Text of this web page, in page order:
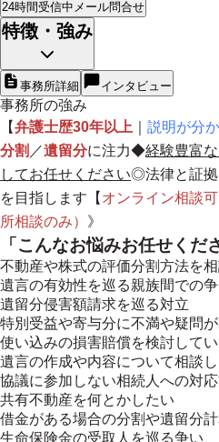
24時間受信中 メール問合せ
特徴・強み
事務所詳細 インタビュー
事務所の強み
【弁護士歴30年以上 説明が分
分割 ／遺留分に注力◆経験豊富
してお任せください◎法律と証拠
を目指します【 オンライン相談可
所相談のみ） 》
「こんなお悩みお任せくだ
不動産や株式の評価分割方法を
遺言の有効性を巡る親族間での
遺留分侵害額請求を巡る対立
特別受益や寄与分に不満や疑問
使い込みの損害賠償を検討してい
遺言の作成や内容について相談
協議に参加しない相続人への対
共有不動産を何とかしたい
借金がある場合の分割や遺留分
生命保険金の受取人を巡る争い